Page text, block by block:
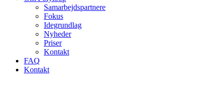
Samarbejdspartnere
Fokus
Idegrundlag
Nyheder
Priser
Kontakt
FAQ
Kontakt